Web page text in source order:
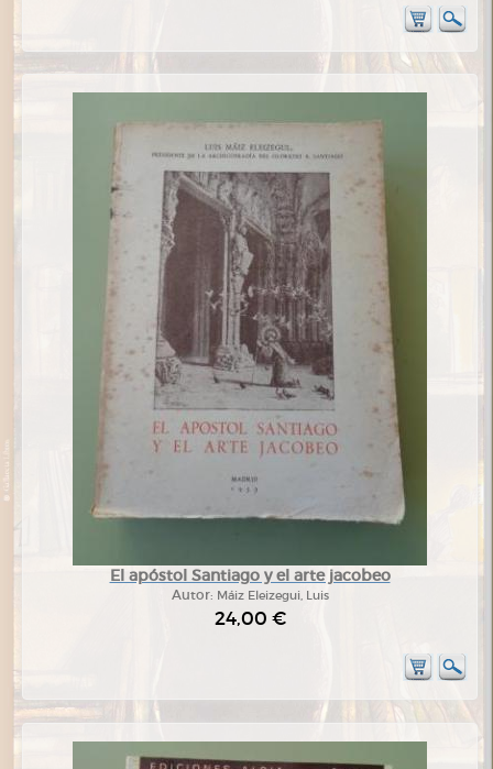
El apóstol Santiago y el arte jacobeo
Autor: Máiz Eleizegui, Luis
24,00 €